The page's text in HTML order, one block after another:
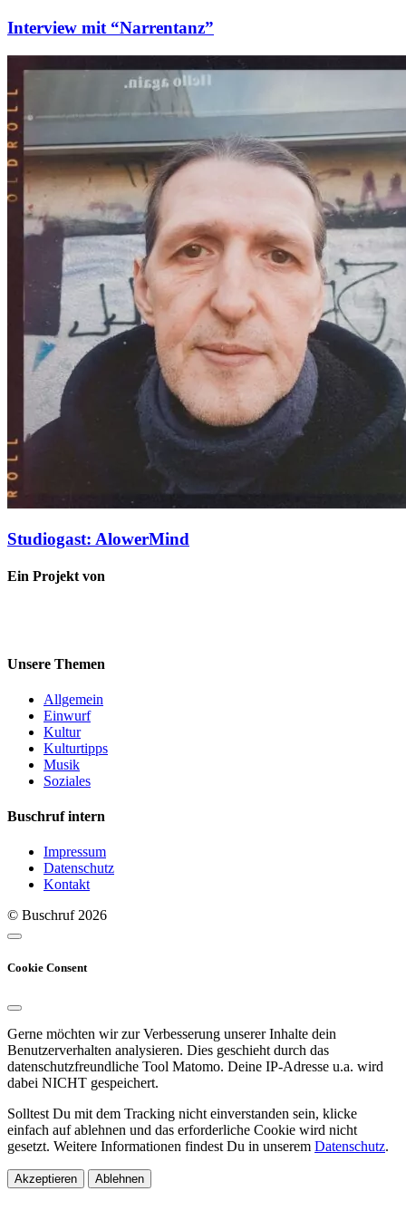
Interview mit “Narrentanz”
Studiogast: AlowerMind
Ein Projekt von
Unsere Themen
Allgemein
Einwurf
Kultur
Kulturtipps
Musik
Soziales
Buschruf intern
Impressum
Datenschutz
Kontakt
© Buschruf2026
Cookie Consent
Gerne möchten wir zur Verbesserung unserer Inhalte dein
Benutzerverhalten analysieren. Dies geschieht durch das
datenschutzfreundliche Tool Matomo. Deine IP-Adresse u.a. wird
dabei NICHT gespeichert.
Solltest Du mit dem Tracking nicht einverstanden sein, klicke
einfach auf ablehnen und das erforderliche Cookie wird nicht
gesetzt. Weitere Informationen findest Du in unserem Datenschutz.
Akzeptieren Ablehnen